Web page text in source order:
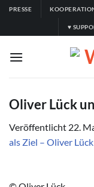
Zum
springen
PRESSE
♥
Oliver Lück
Veröffentlicht 22.
als Ziel – Oliver